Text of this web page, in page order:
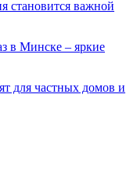
становится важной
в Минске – яркие
для частных домов и